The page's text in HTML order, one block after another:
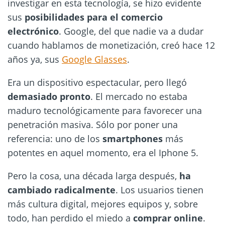
investigar en esta tecnología, se hizo evidente
sus posibilidades para el comercio
electrónico. Google, del que nadie va a dudar
cuando hablamos de monetización, creó hace 12
años ya, sus Google Glasses.
Era un dispositivo espectacular, pero llegó
demasiado pronto. El mercado no estaba
maduro tecnológicamente para favorecer una
penetración masiva. Sólo por poner una
referencia: uno de los smartphones más
potentes en aquel momento, era el Iphone 5.
Pero la cosa, una década larga después, ha
cambiado radicalmente. Los usuarios tienen
más cultura digital, mejores equipos y, sobre
todo, han perdido el miedo a comprar online.